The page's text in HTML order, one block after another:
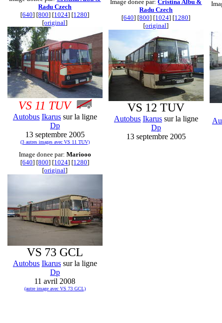
Radu Czech
[640] [800] [1024] [1280]
[original]
VS 11 TUV
Autobus Ikarus sur la ligne
Dp
13 septembre 2005
(3 autres images avec VS 11 TUV)
Image donee par:Cristina Albu &
Radu Czech
[640] [800] [1024] [1280]
[original]
VS 12 TUV
Autobus Ikarus sur la ligne
Dp
13 septembre 2005
Image donee par: Mariooo
[640] [800] [1024] [1280]
[original]
VS 73 GCL
Autobus Ikarus sur la ligne
Dp
11 avril 2008
(autre image avec VS 73 GCL)